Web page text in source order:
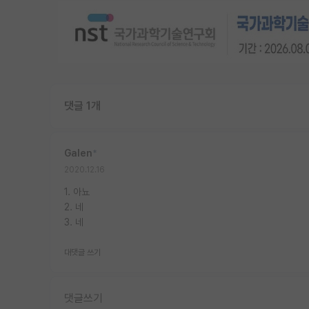
댓글 1개
Galen
1. 아뇨
2. 네
3. 네
대댓글 쓰기
댓글쓰기